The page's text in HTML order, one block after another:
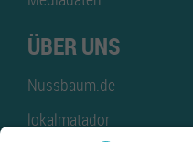
ÜBER UNS
Nussbaum.de
lokalmatador